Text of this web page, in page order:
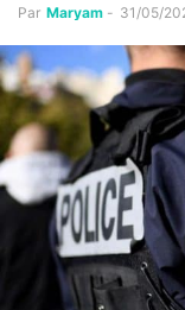
Par Maryam - 31/05/